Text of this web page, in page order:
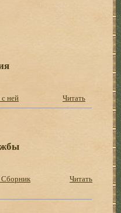
ней Читать
Сборник
Читать